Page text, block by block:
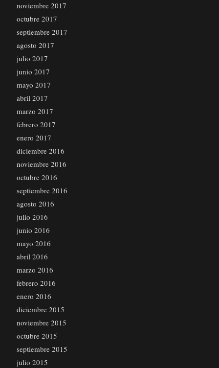
noviembre 2017
octubre 2017
septiembre 2017
agosto 2017
julio 2017
junio 2017
mayo 2017
abril 2017
marzo 2017
febrero 2017
enero 2017
diciembre 2016
noviembre 2016
octubre 2016
septiembre 2016
agosto 2016
julio 2016
junio 2016
mayo 2016
abril 2016
marzo 2016
febrero 2016
enero 2016
diciembre 2015
noviembre 2015
octubre 2015
septiembre 2015
julio 2015